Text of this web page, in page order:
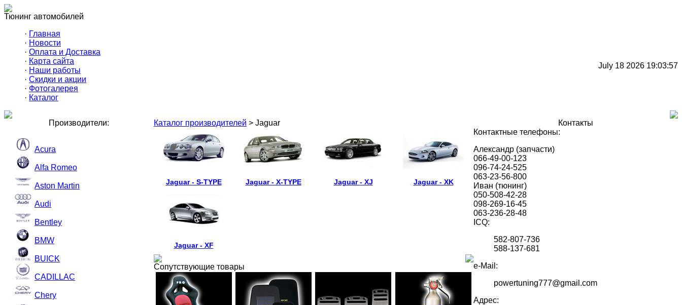
Тюнинг автомобилей
· Главная
· Новости
· Оплата и Доставка
· Карта сайта
· Наши работы
· Скидки и акции
· Фотогалерея
· Каталог
July 18 2026 19:03:57
Производители:
Acura
Alfa Romeo
Aston Martin
Audi
Bentley
BMW
BUICK
CADILLAC
Chery
Каталог производителей > Jaguar
Jaguar - S-TYPE Jaguar - X-TYPE Jaguar - XJ Jaguar - XK
Jaguar - XF
Сопутствующие товары
Контакты
Контактные телефоны:
Александр (запчасти)
066-49-00-123
096-74-24-525
063-23-56-800
Иван (тюнинг)
050-508-42-28
098-269-16-45
063-236-28-48
ICQ:
582-807-736
588-137-681
e-Mail:
powertuning777@gmail.com
Адрес: